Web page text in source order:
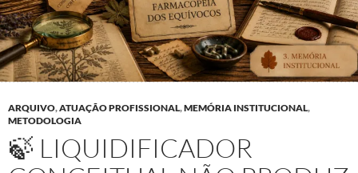
ARQUIVO,ATUAÇÃO PROFISSIONAL,MEMÓRIA INSTITUCIONAL,
METODOLOGIA
🍃 LIQUIDIFICADOR